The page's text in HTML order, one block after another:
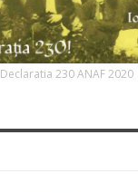
Declaratia 230 ANAF 2020